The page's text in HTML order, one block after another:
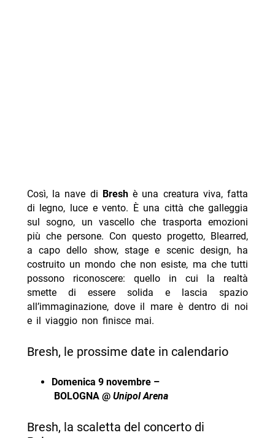
Così, la nave di Breshè una creatura viva, fatta
di legno, luce e vento. È una città che galleggia
sul sogno, un vascello che trasporta emozioni
più che persone. Con questo progetto, Blearred,
a capo dello show, stage e scenic design, ha
costruito un mondo che non esiste, ma che tutti
possono riconoscere: quello in cui la realtà
smette di essere solida e lascia spazio
all’immaginazione, dove il mare è dentro di noi
e il viaggio non finisce mai.
Bresh, le prossime date in calendario
Domenica 9 novembre –
BOLOGNA @ Unipol Arena
Bresh, la scaletta del concerto di